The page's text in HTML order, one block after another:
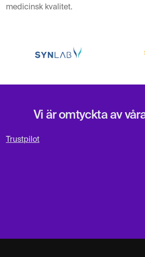
medicinsk kvalitet.
Vi är omtyckta av
Trustpilot